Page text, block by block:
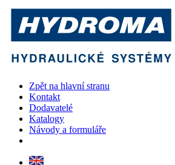
Zpět na hlavní stranu
Kontakt
Dodavatelé
Katalogy
Návody a formuláře